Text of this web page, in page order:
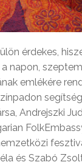
érdekes,
napon,
emlékére
Andrejszki
és Szabó